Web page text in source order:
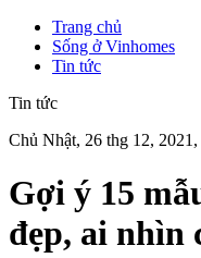
Trang chủ
Sống ở Vinhomes
Tin tức
Tin tức
Chủ Nhật, 26 thg 12,
Gợi ý 15
đẹp, ai nhìn